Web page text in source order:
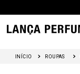
ROUPAS